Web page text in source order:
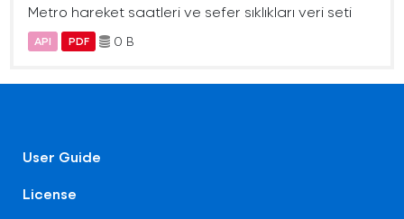
Metro hareket saatleri ve sefer sıklıkları veri seti
API PDF 0 B
User Guide
License